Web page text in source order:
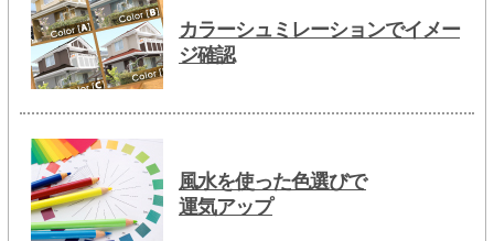
カラーシュミレーションでイメー
ジ確認
風水を使った色選びで
運気アップ